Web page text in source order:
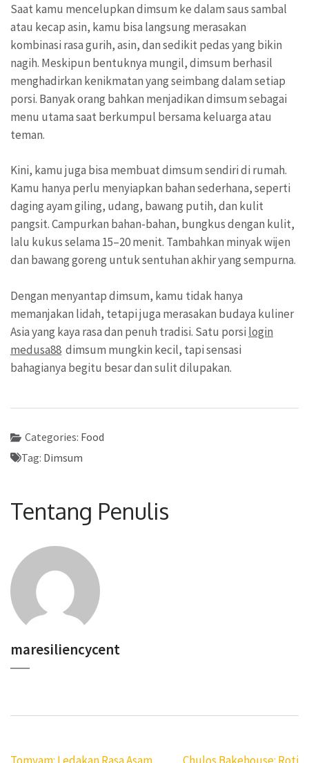
Saat kamu mencelupkan dimsum ke dalam saus sambal
atau kecap asin, kamu bisa langsung merasakan
kombinasi rasa gurih, asin, dan sedikit pedas yang bikin
nagih. Meskipun bentuknya mungil, dimsum berhasil
menghadirkan kenikmatan yang seimbang dalam setiap
porsi. Banyak orang bahkan menjadikan dimsum sebagai
menu utama saat berkumpul bersama keluarga atau
teman.
Kini, kamu juga bisa membuat dimsum sendiri di rumah.
Kamu hanya perlu menyiapkan bahan sederhana, seperti
daging ayam giling, udang, bawang putih, dan kulit
pangsit. Campurkan bahan-bahan, bungkus dengan kulit,
lalu kukus selama 15–20 menit. Tambahkan minyak wijen
dan bawang goreng untuk sentuhan akhir yang sempurna.
Dengan menyantap dimsum, kamu tidak hanya
memanjakan lidah, tetapi juga merasakan budaya kuliner
Asia yang kaya rasa dan penuh tradisi. Satu porsi login
medusa88 dimsum mungkin kecil, tapi sensasi
bahagianya begitu besar dan sulit dilupakan.
Categories: Food
Tag: Dimsum
Tentang Penulis
maresiliencycent